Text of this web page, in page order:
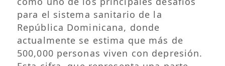
para el sistema sanitario de la
República Dominicana, donde
actualmente se estima que más de
500,000 personas viven con depresión.